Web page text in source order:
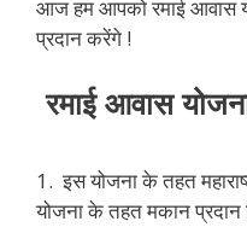
आज हम आपको रमाई आवास
प्रदान करेंगे !
रमाई आवास
1. इस योजना के तहत
योजना के तहत मकान प्रदान